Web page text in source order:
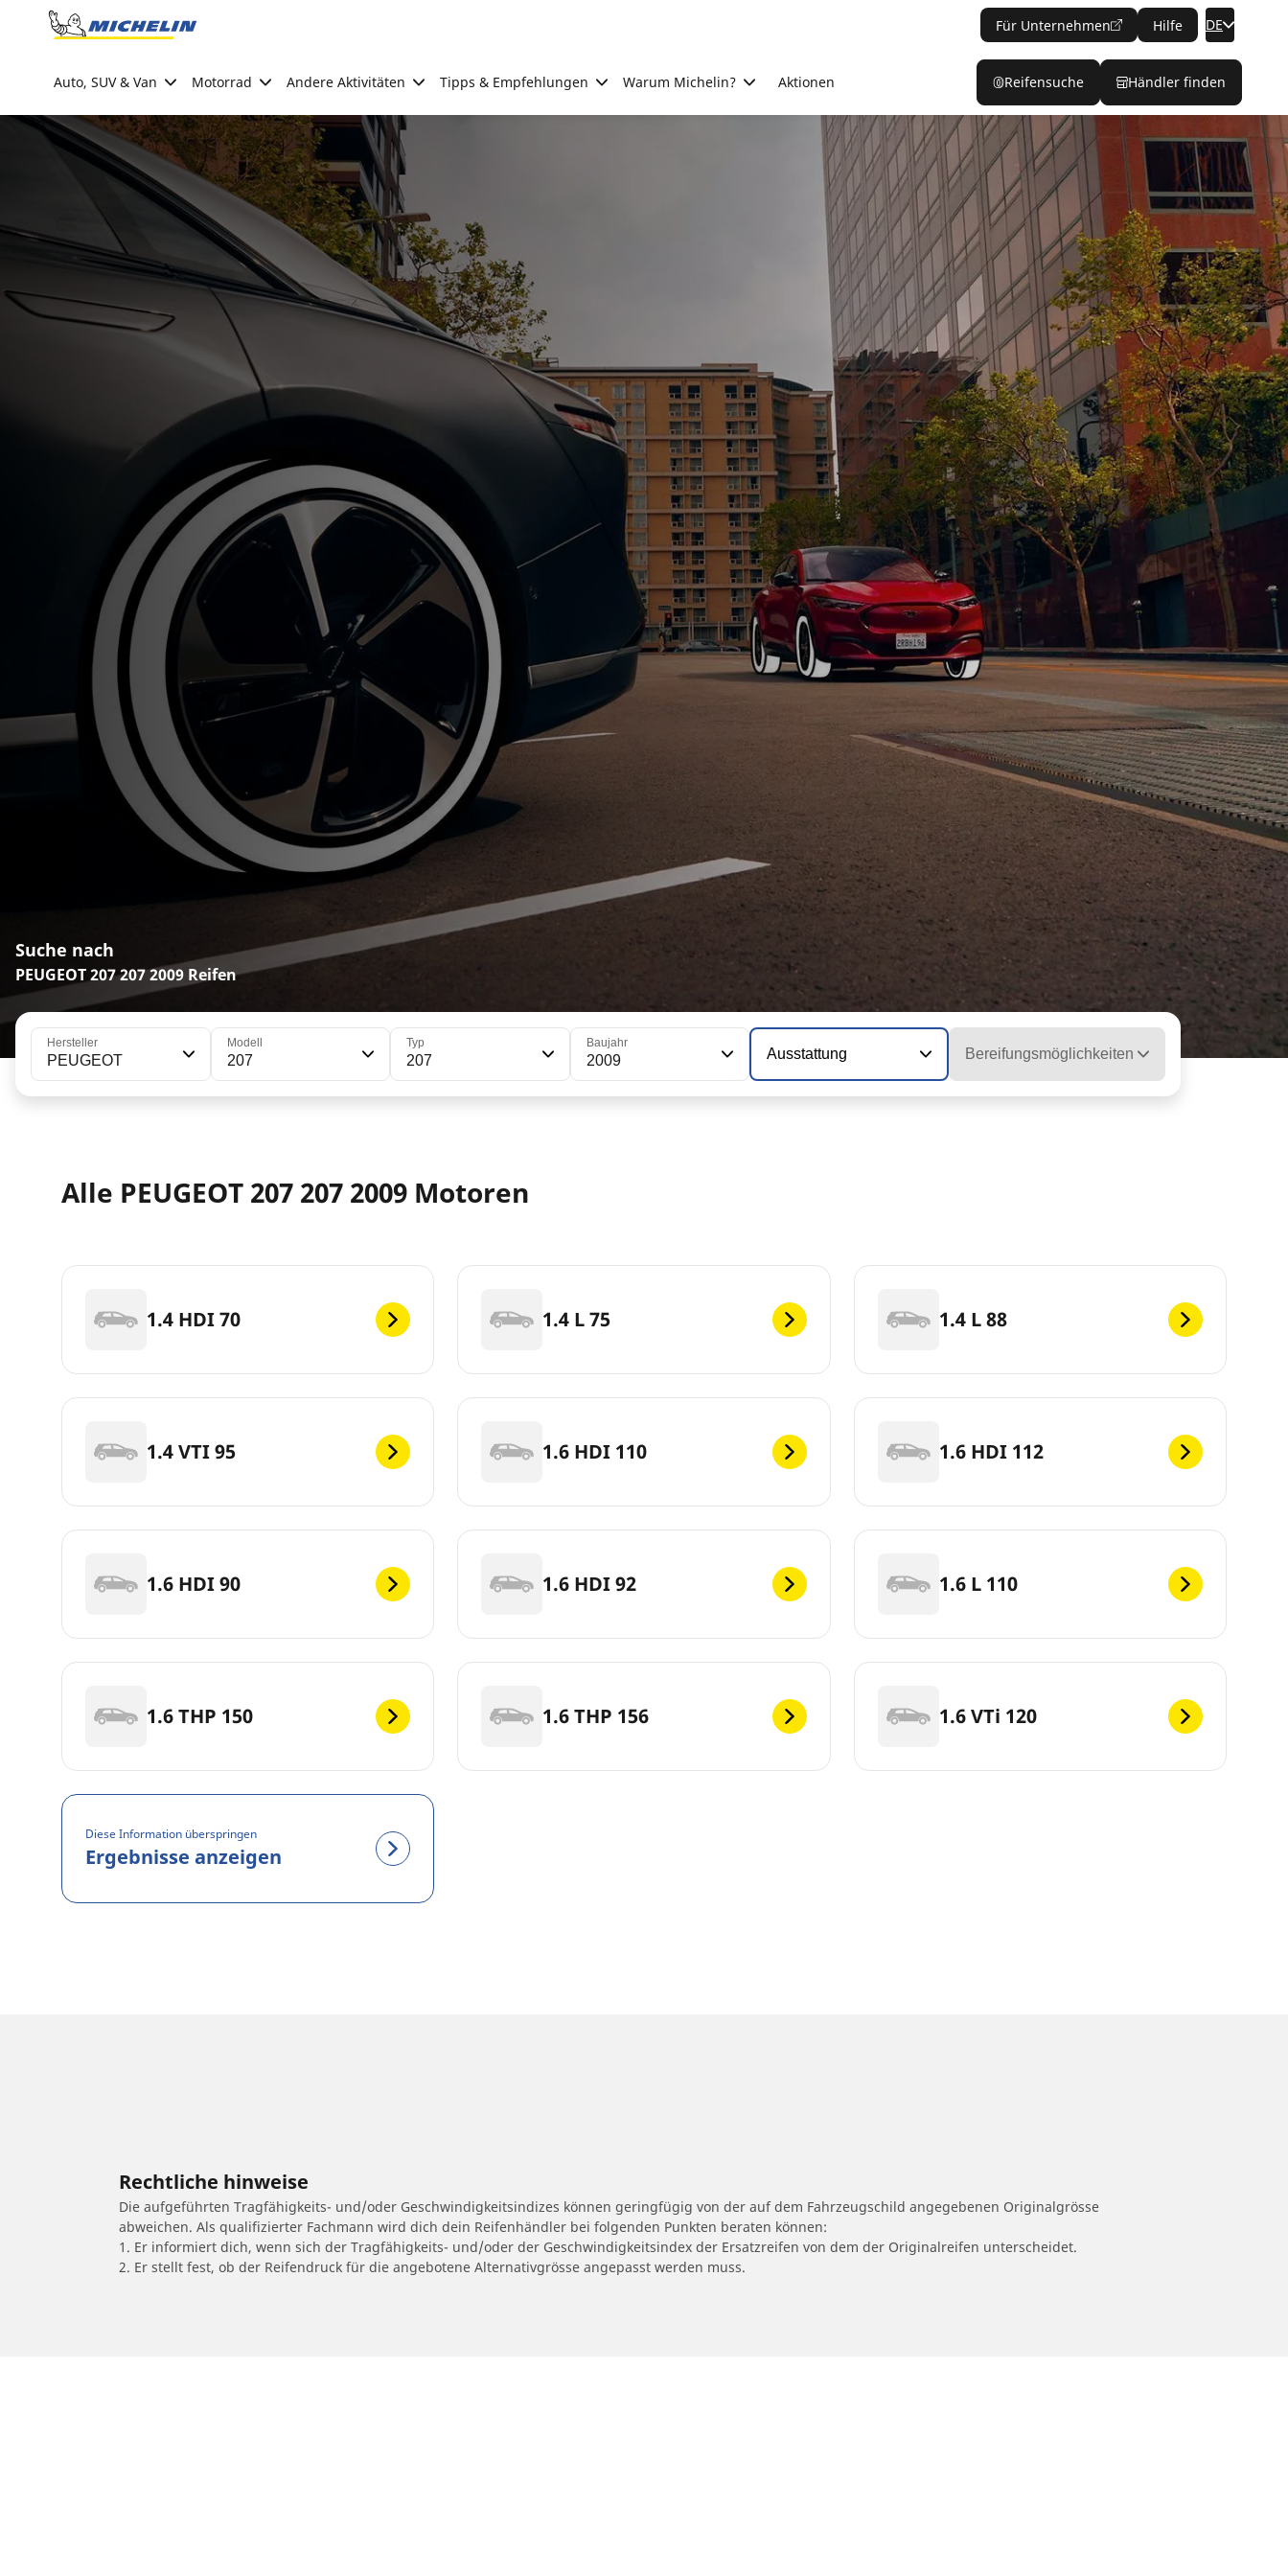
Go to page content
Für Unternehmen Hilfe DE
Auto, SUV & Van Motorrad Andere Aktivitäten Tipps & Empfehlungen Warum Michelin? Aktionen Reifensuche Händler finden
Suche nach
PEUGEOT 207 207 2009 Reifen
Hersteller
PEUGEOT
Modell
207
Typ
207
Baujahr
2009 Ausstattung Bereifungsmöglichkeiten
Alle PEUGEOT 207 207 2009 Motoren
1.4 HDI 70 1.4 L 75 1.4 L 88
1.4 VTI 95 1.6 HDI 110 1.6 HDI 112
1.6 HDI 90 1.6 HDI 92 1.6 L 110
1.6 THP 150 1.6 THP 156 1.6 VTi 120
Diese Information überspringen
Ergebnisse anzeigen
Rechtliche hinweise
Die aufgeführten Tragfähigkeits- und/oder Geschwindigkeitsindizes können geringfügig von der auf dem Fahrzeugschild angegebenen Originalgrösse
abweichen. Als qualifizierter Fachmann wird dich dein Reifenhändler bei folgenden Punkten beraten können:
1. Er informiert dich, wenn sich der Tragfähigkeits- und/oder der Geschwindigkeitsindex der Ersatzreifen von dem der Originalreifen unterscheidet.
2. Er stellt fest, ob der Reifendruck für die angebotene Alternativgrösse angepasst werden muss.